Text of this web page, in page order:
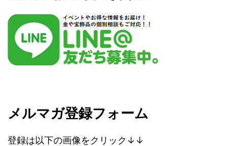
メルマガ登録フォーム
登録は以下の画像をクリック↓↓